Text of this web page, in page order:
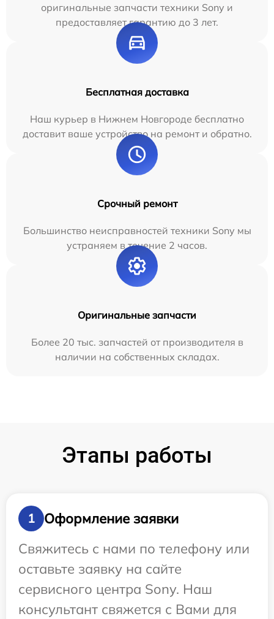
оригинальные запчасти техники Sony и
предоставляет гарантию до 3 лет.
Бесплатная доставка
Наш курьер в Нижнем Новгороде бесплатно
доставит ваше устройство на ремонт и обратно.
Срочный ремонт
Большинство неисправностей техники Sony мы
устраняем в течение 2 часов.
Оригинальные запчасти
Более 20 тыс. запчастей от производителя в
наличии на собственных складах.
Этапы работы
1
Оформление заявки
Свяжитесь с нами по телефону или
оставьте заявку на сайте
сервисного центра Sony. Наш
консультант свяжется с Вами для